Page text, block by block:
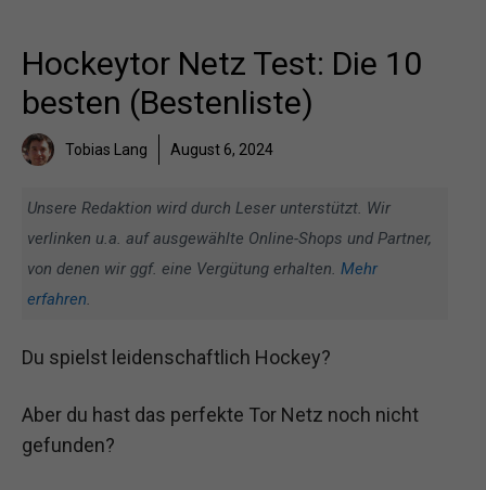
Hockeytor Netz Test: Die 10
besten (Bestenliste)
Tobias Lang August 6, 2024
Unsere Redaktion wird durch Leser unterstützt. Wir
verlinken u.a. auf ausgewählte Online-Shops und Partner,
von denen wir ggf. eine Vergütung erhalten. Mehr
erfahren.
Du spielst leidenschaftlich Hockey?
Aber du hast das perfekte Tor Netz noch nicht
gefunden?